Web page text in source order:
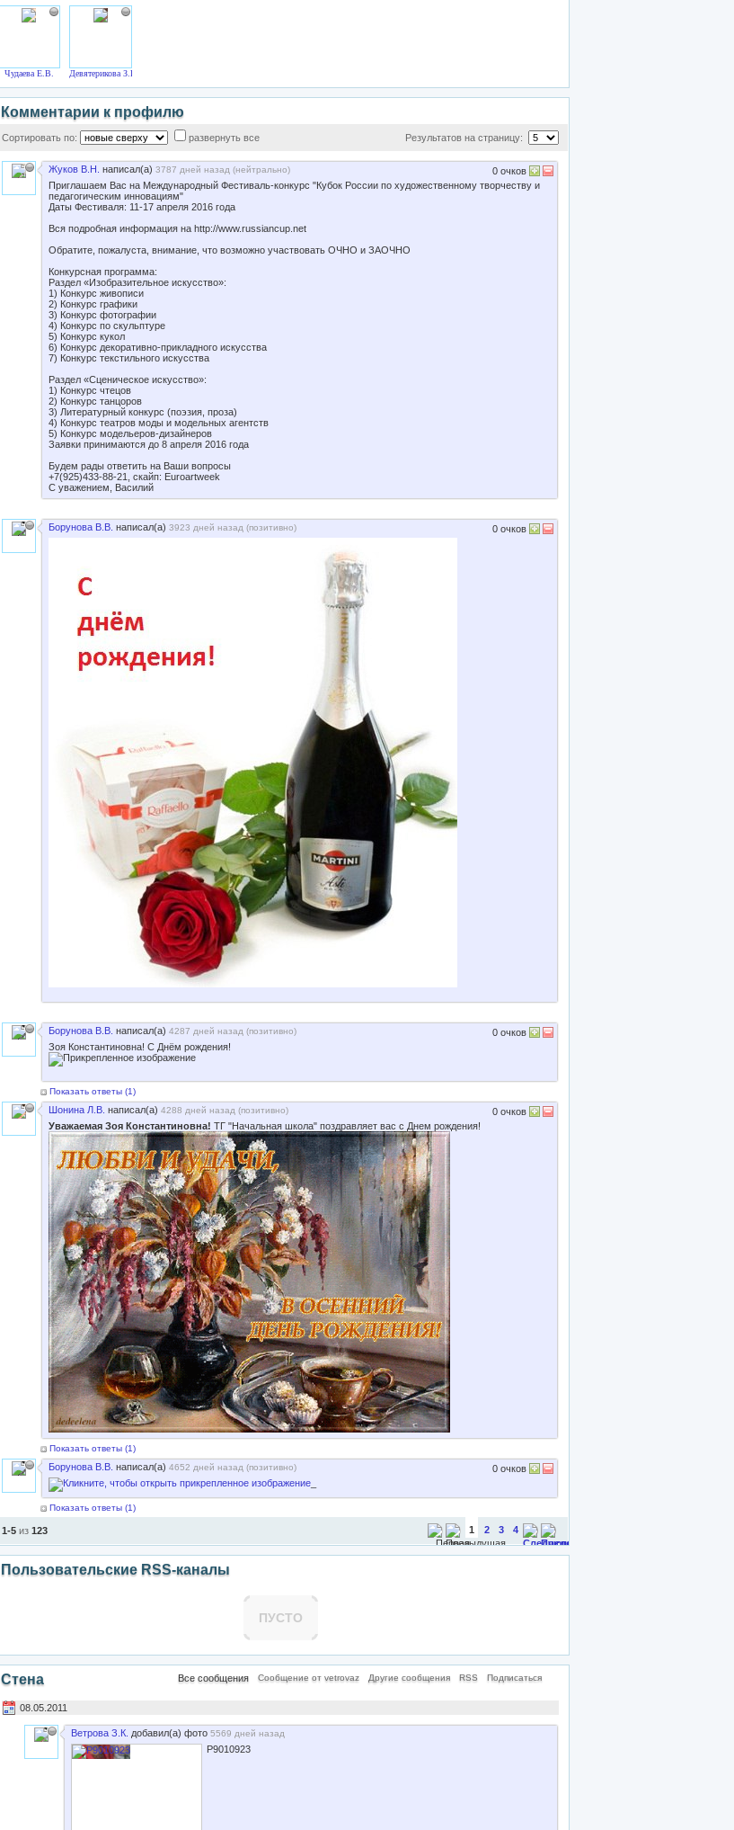
Чудаева Е.В. Девятерикова З.В.
Комментарии к профилю
Сортировать по: развернуть все Результатов на страницу:
Жуков В.Н. написал(а) 3787 дней назад (нейтрально)
Приглашаем Вас на Международный Фестиваль-конкурс "Кубок России по художественному творчеству и
педагогическим инновациям"
Даты Фестиваля: 11-17 апреля 2016 года
Вся подробная информация на http://www.russiancup.net
Обратите, пожалуста, внимание, что возможно участвовать ОЧНО и ЗАОЧНО
Конкурсная программа:
Раздел «Изобразительное искусство»:
1) Конкурс живописи
2) Конкурс графики
3) Конкурс фотографии
4) Конкурс по скульптуре
5) Конкурс кукол
6) Конкурс декоративно-прикладного искусства
7) Конкурс текстильного искусства
Раздел «Сценическое искусство»:
1) Конкурс чтецов
2) Конкурс танцоров
3) Литературный конкурс (поэзия, проза)
4) Конкурс театров моды и модельных агентств
5) Конкурс модельеров-дизайнеров
Заявки принимаются до 8 апреля 2016 года
Будем рады ответить на Ваши вопросы
+7(925)433-88-21, скайп: Euroartweek
С уважением, Василий
0 очков
Борунова В.В. написал(а) 3923 дней назад (позитивно) 0 очков
Борунова В.В. написал(а) 4287 дней назад (позитивно)
Зоя Константиновна! С Днём рождения!
Показать ответы (1)
0 очков
Шонина Л.В. написал(а) 4288 дней назад (позитивно)
Уважаемая Зоя Константиновна! ТГ "Начальная школа" поздравляет вас с Днем рождения!
Показать ответы (1)
0 очков
Борунова В.В. написал(а) 4652 дней назад (позитивно)
Показать ответы (1)
0 очков
1-5 из 123 1 2 3 4
Пользовательские RSS-каналы
ПУСТО
Стена Все сообщения Сообщение от vetrovaz Другие сообщения RSS Подписаться
08.05.2011
Ветрова З.К. добавил(а) фото 5569 дней назад
P9010923